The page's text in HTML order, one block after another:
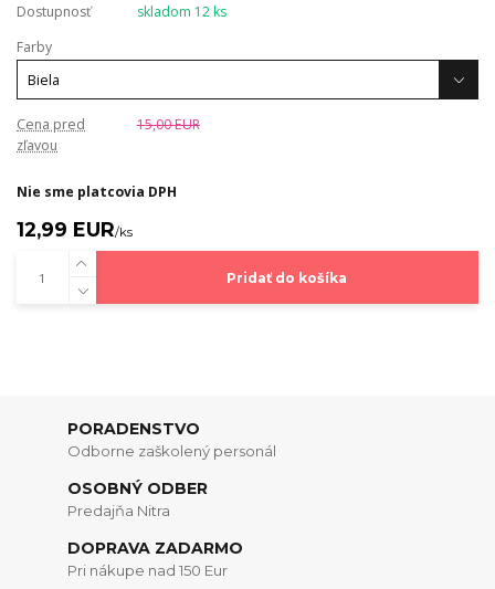
Dostupnosť
skladom 12 ks
Farby
Cena pred
zľavou
15,00 EUR
Nie sme platcovia DPH
12,99 EUR/ks
Pridať do košíka
PORADENSTVO
Odborne zaškolený personál
OSOBNÝ ODBER
Predajňa Nitra
DOPRAVA ZADARMO
Pri nákupe nad 150 Eur